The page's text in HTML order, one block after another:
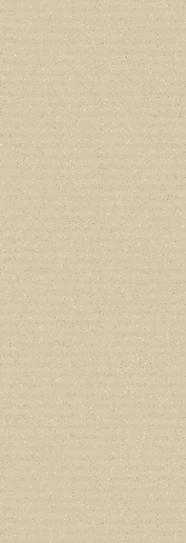
Deprecated:
deprecated in
line213
Deprecated:
/home/
Deprecated
deprecated
line90
Deprecated: